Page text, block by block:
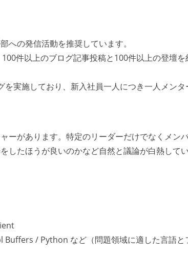
への発信活動を推奨しています。
件以上のブログ記事投稿と100件以上の登壇を
を実施しており、新入社員一人につき一人メンタ
ーがあります。特定のリーダーだけでなくメン
したほうが良いのかなど自然と議論が白熱して
/ Python など（問題領域に適した言語と